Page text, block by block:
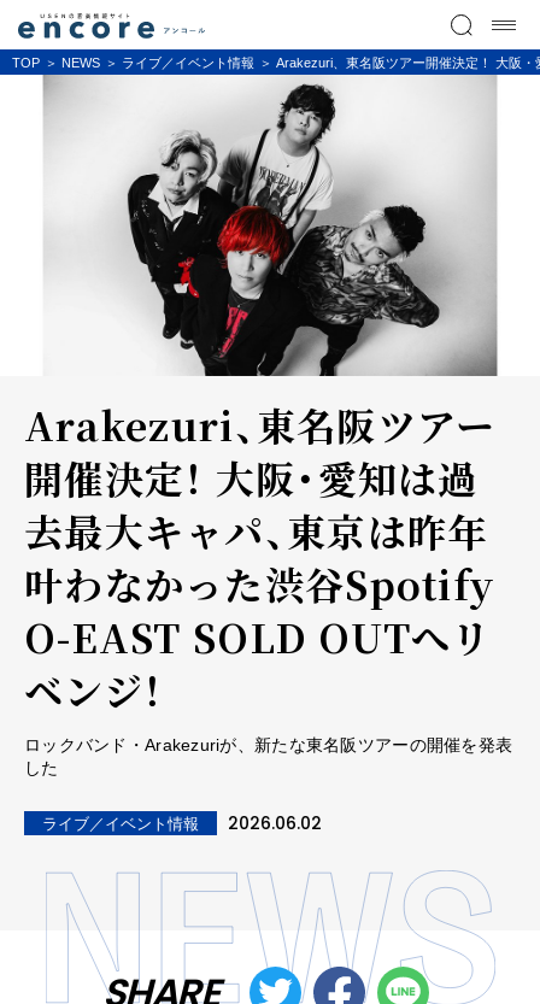
TOP NEWS ライブ／イベント情報 Arakezuri、東名阪ツアー開催決定！ 大阪
Arakezuri、東名阪ツアー
開催決定！ 大阪・愛知は過
去最大キャパ、東京は昨年
叶わなかった渋谷Spotify
O-EAST SOLD OUTへリ
ベンジ！
ロックバンド・Arakezuriが、新たな東名阪ツアーの開催を発表
した
ライブ／イベント情報 2026.06.02
SHARE